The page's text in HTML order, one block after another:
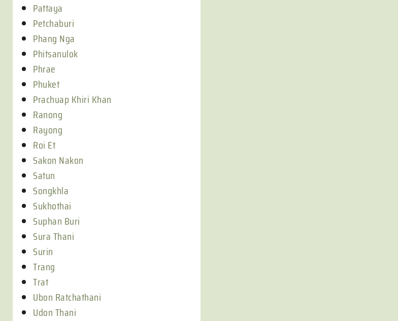
Pattaya
Petchaburi
Phang Nga
Phitsanulok
Phrae
Phuket
Prachuap Khiri Khan
Ranong
Rayong
Roi Et
Sakon Nakon
Satun
Songkhla
Sukhothai
Suphan Buri
Sura Thani
Surin
Trang
Trat
Ubon Ratchathani
Udon Thani